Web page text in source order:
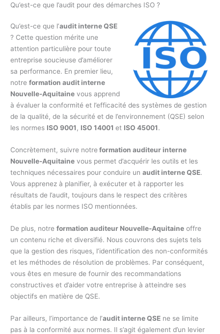
Qu’est-ce que l’audit pour des démarches ISO ?
Qu’est-ce que l’audit interne QSE
? Cette question mérite une
attention particulière pour toute
entreprise soucieuse d’améliorer
sa performance. En premier lieu,
notreformation audit interne
Nouvelle-Aquitaine vous apprend
à évaluer la conformité et l’efficacité des systèmes de gestion
de la qualité, de la sécurité et de l’environnement (QSE) selon
les normes ISO 9001 , ISO 14001et ISO 45001.
Concrètement, suivre notre formation auditeur interne
Nouvelle-Aquitaine vous permet d’acquérir les outils et les
techniques nécessaires pour conduire unaudit interne QSE.
Vous apprenez à planifier, à exécuter et à rapporter les
résultats de l’audit, toujours dans le respect des critères
établis par les normes ISO mentionnées.
De plus, notreformation auditeur Nouvelle-Aquitaine offre
un contenu riche et diversifié. Nous couvrons des sujets tels
que la gestion des risques, l’identification des non-conformités
et les méthodes de résolution de problèmes. Par conséquent,
vous êtes en mesure de fournir des recommandations
constructives et d’aider votre entreprise à atteindre ses
objectifs en matière de QSE.
Par ailleurs, l’importance de l’audit interne QSE ne se limite
pas à la conformité aux normes. Il s’agit également d’un levier